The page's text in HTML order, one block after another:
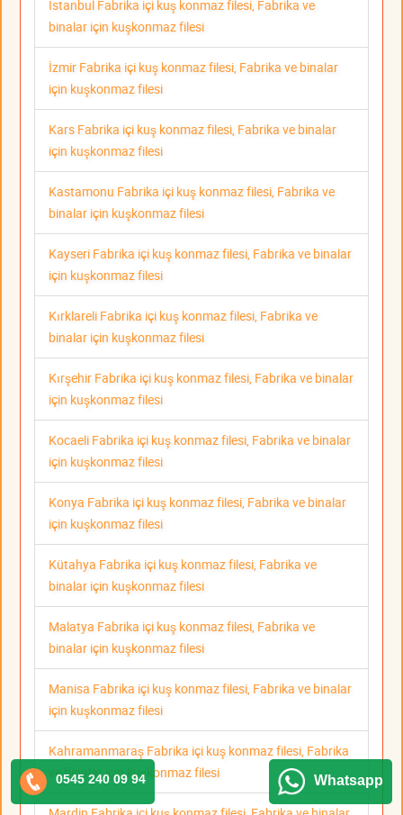
İstanbul Fabrika içi kuş konmaz filesi, Fabrika ve
binalar için kuşkonmaz filesi
İzmir Fabrika içi kuş konmaz filesi, Fabrika ve binalar
için kuşkonmaz filesi
Kars Fabrika içi kuş konmaz filesi, Fabrika ve binalar
için kuşkonmaz filesi
Kastamonu Fabrika içi kuş konmaz filesi, Fabrika ve
binalar için kuşkonmaz filesi
Kayseri Fabrika içi kuş konmaz filesi, Fabrika ve binalar
için kuşkonmaz filesi
Kırklareli Fabrika içi kuş konmaz filesi, Fabrika ve
binalar için kuşkonmaz filesi
Kırşehir Fabrika içi kuş konmaz filesi, Fabrika ve binalar
için kuşkonmaz filesi
Kocaeli Fabrika içi kuş konmaz filesi, Fabrika ve binalar
için kuşkonmaz filesi
Konya Fabrika içi kuş konmaz filesi, Fabrika ve binalar
için kuşkonmaz filesi
Kütahya Fabrika içi kuş konmaz filesi, Fabrika ve
binalar için kuşkonmaz filesi
Malatya Fabrika içi kuş konmaz filesi, Fabrika ve
binalar için kuşkonmaz filesi
Manisa Fabrika içi kuş konmaz filesi, Fabrika ve binalar
için kuşkonmaz filesi
Kahramanmaraş Fabrika içi kuş konmaz filesi, Fabrika
ve binalar için kuşkonmaz filesi
0545 240 09 94 Whatsapp